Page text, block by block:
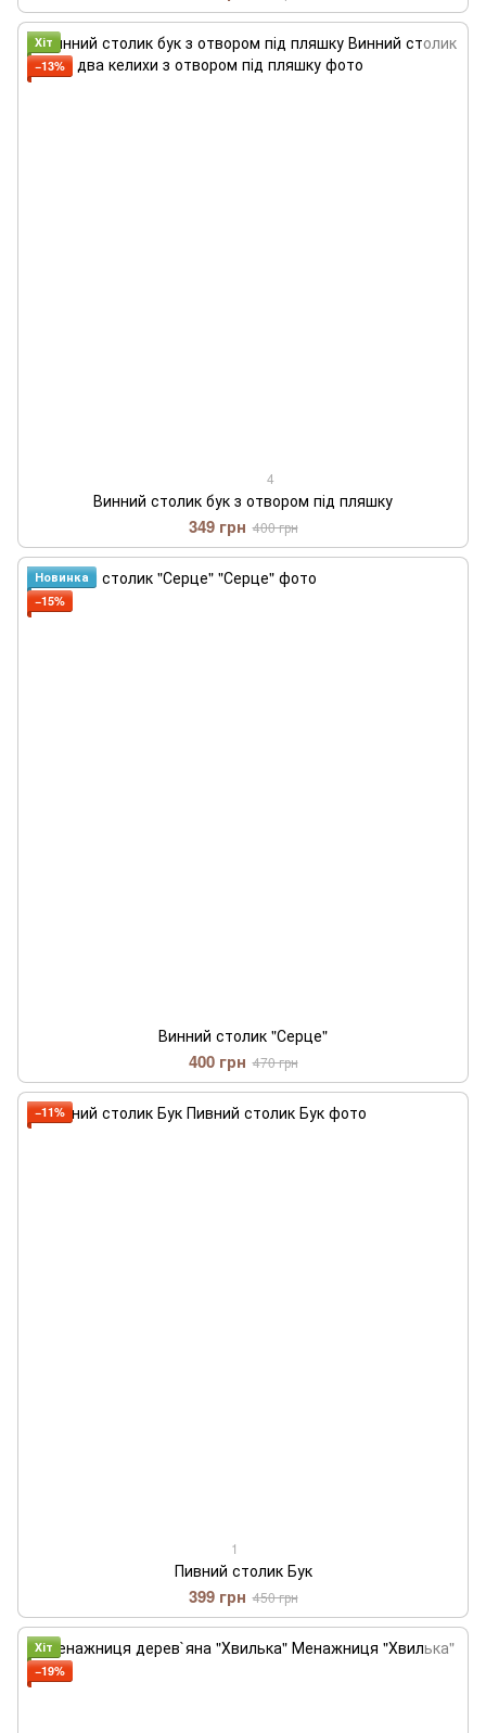
Хіт
−13%
4
Винний столик бук з отвором під пляшку
349 грн 400 грн
Новинка
−15%
Винний столик "Серце"
400 грн 470 грн
−11%
1
Пивний столик Бук
399 грн 450 грн
Хіт
−19%